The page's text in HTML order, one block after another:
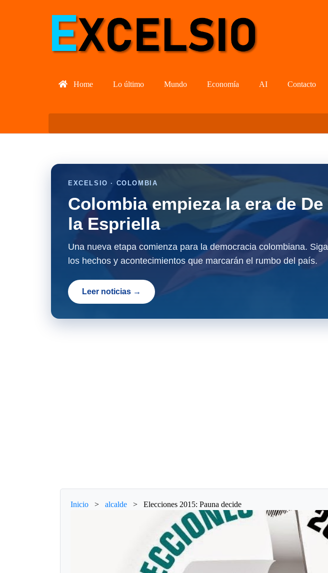
Home Lo último Mundo Economía AI Contacto
EXCELSIO · COLOMBIA
Colombia empieza la era de De
la Espriella
Una nueva etapa comienza para la democracia colombiana. Siga
los hechos y acontecimientos que marcarán el rumbo del país.
Leer noticias →
Inicio > alcalde > Elecciones 2015: Pauna decide